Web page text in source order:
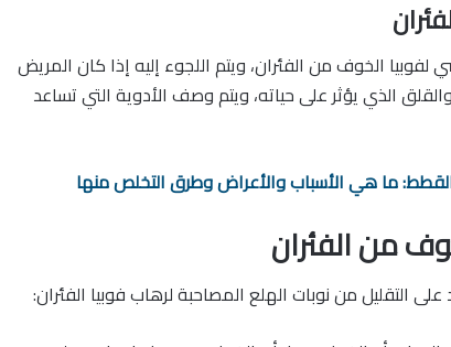
لفوبيا الخوف من الفئران، ويتم اللجوء إليه إذا كان المريض
الذي يؤثر على حياته، ويتم وصف الأدوية التي تساعد
ما هي الأسباب والأعراض وطرق التخلص منها
من الفئران
التقليل من نوبات الهلع المصاحبة لرهاب فوبيا الفئران: